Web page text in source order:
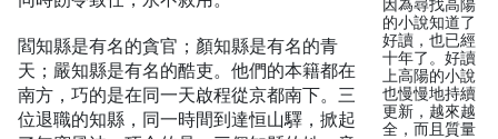
閻知縣是有名的貪官；顏知縣是有名的青
天；嚴知縣是有名的酷吏。他們的本籍都在
南方，巧的是在同一天啟程從京都南下。三
位退職的知縣，同一時間到達恒山驛，掀起
因為尋找高陽
的小說知道了
好讀，也已經
十年了。好讀
上高陽的小說
也慢慢地持續
更新，越來越
全，而且質量